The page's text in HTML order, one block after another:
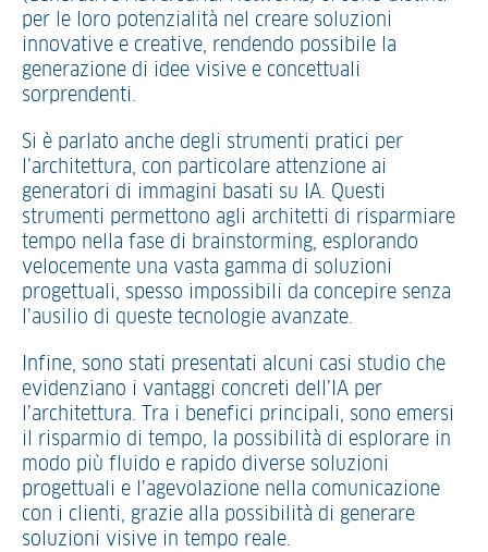
per le loro potenzialità nel creare soluzioni
innovative e creative, rendendo possibile la
generazione di idee visive e concettuali
sorprendenti.
Si è parlato anche degli strumenti pratici per
l’architettura, con particolare attenzione ai
generatori di immagini basati su IA. Questi
strumenti permettono agli architetti di risparmiare
tempo nella fase di brainstorming, esplorando
velocemente una vasta gamma di soluzioni
progettuali, spesso impossibili da concepire senza
l’ausilio di queste tecnologie avanzate.
Infine, sono stati presentati alcuni casi studio che
evidenziano i vantaggi concreti dell’IA per
l’architettura. Tra i benefici principali, sono emersi
il risparmio di tempo, la possibilità di esplorare in
modo più fluido e rapido diverse soluzioni
progettuali e l’agevolazione nella comunicazione
con i clienti, grazie alla possibilità di generare
soluzioni visive in tempo reale.